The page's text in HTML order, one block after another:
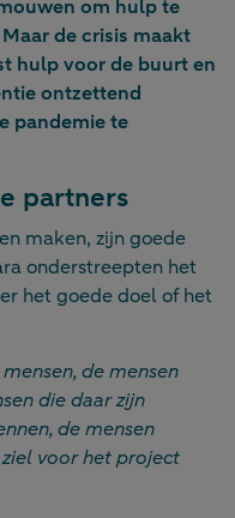
om hulp te
de crisis maakt
hulp voor de buurt en
ontzettend
pandemie te
partners
maken, zijn goede
onderstreepten het
het goede doel of het
de mensen
die daar zijn
de mensen
voor het project